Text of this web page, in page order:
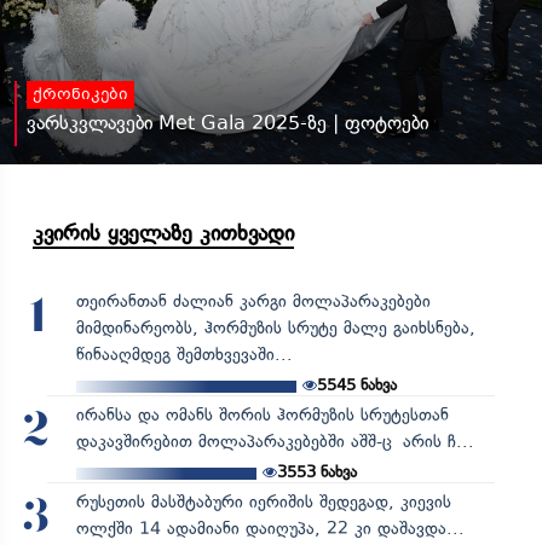
ქრონიკები
ვარსკვლავები Met Gala 2025-ზე | ფოტოები
კვირის ყველაზე კითხვადი
1
თეირანთან ძალიან კარგი მოლაპარაკებები
მიმდინარეობს, ჰორმუზის სრუტე მალე გაიხსნება,
წინააღმდეგ შემთხვევაში...
5545 ნახვა
2
ირანსა და ომანს შორის ჰორმუზის სრუტესთან
დაკავშირებით მოლაპარაკებებში აშშ-ც არის ჩ...
3553ნახვა
3
რუსეთის მასშტაბური იერიშის შედეგად, კიევის
ოლქში 14 ადამიანი დაიღუპა, 22 კი დაშავდა...